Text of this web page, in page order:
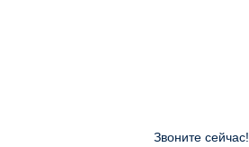
Звоните сейчас!